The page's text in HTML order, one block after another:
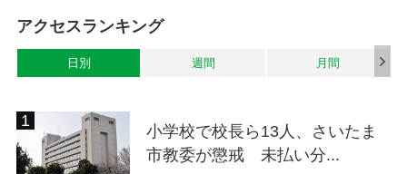
アクセスランキング
日別 週間 月間
小学校で校長ら13人、さいたま
市教委が懲戒 未払い分...